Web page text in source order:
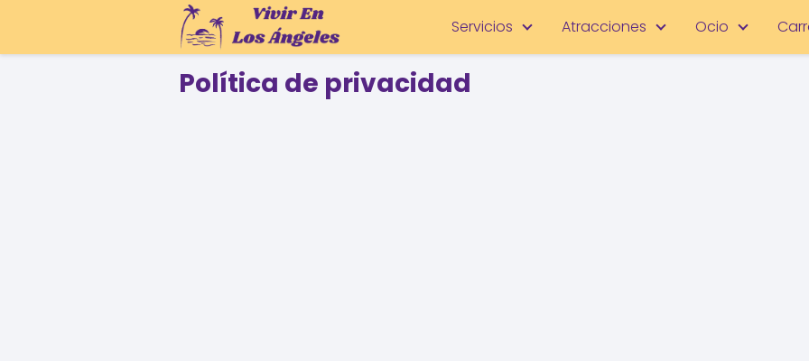
Servicios Atracciones Ocio
Política de privacidad